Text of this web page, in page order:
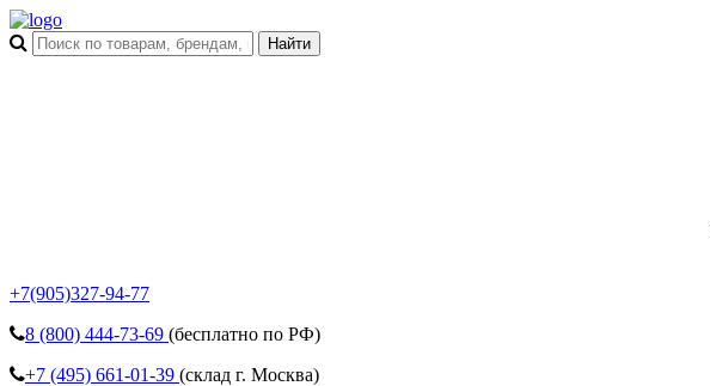
+7(905)327-94-77
8 (800) 444-73-69 (бесплатно по РФ)
+7 (495) 661-01-39 (склад г. Москва)